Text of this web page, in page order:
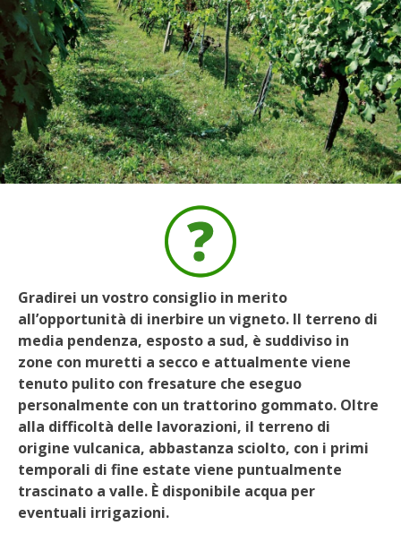
CUCINA
PRODOTTI
FARFALLE DELLA CAMPAGNA
PICCOLO POLLAIO
STORIE DEI LETTORI
CONSERVARE LA FRUTTA
CONSERVE DELL’ORTO
FACEM
STIHL
BLUMEN
NOCCIOLA DI CALABRIA
Gradirei un vostro consiglio in merito
all’opportunità di inerbire un vigneto. Il terreno di
media pendenza, esposto a sud, è suddiviso in
zone con muretti a secco e attualmente viene
tenuto pulito con fresature che eseguo
personalmente con un trattorino gommato. Oltre
alla difficoltà delle lavorazioni, il terreno di
origine vulcanica, abbastanza sciolto, con i primi
temporali di fine estate viene puntualmente
trascinato a valle. È disponibile acqua per
eventuali irrigazioni.